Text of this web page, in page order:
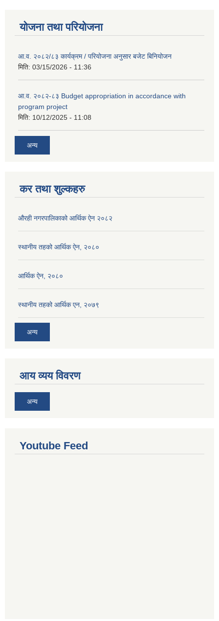
योजना तथा परियोजना
आ.व. २०८२/८३ कार्यक्रम / परियोजना अनुसार बजेट बिनियोजन
मिति: 03/15/2026 - 11:36
आ.व. २०८२-८३ Budget appropriation in accordance with
program project
मिति: 10/12/2025 - 11:08
अन्य
कर तथा शुल्कहरु
औरही नगरपालिकाको आर्थिक ऐन २०८२
स्थानीय तहको आर्थिक ऐन, २०८०
आर्थिक ऐन, २०८०
स्थानीय तहको आर्थिक एन, २०७९
अन्य
आय व्यय विवरण
अन्य
Youtube Feed